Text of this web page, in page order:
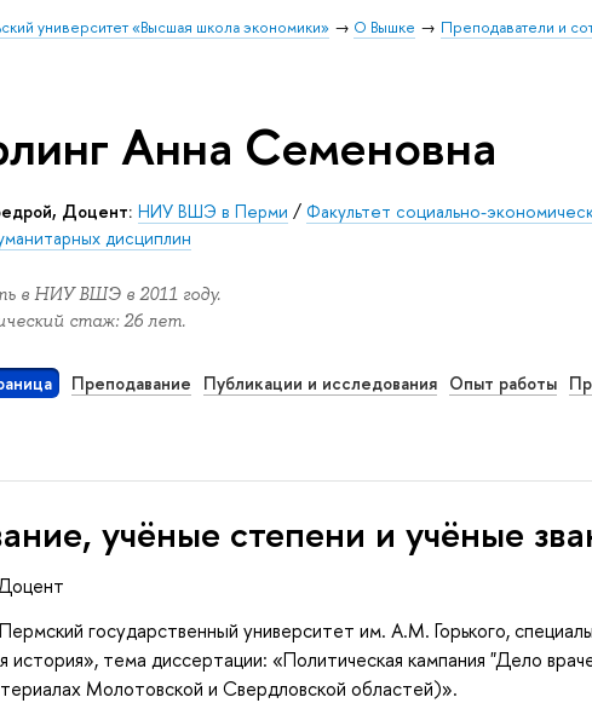
университет «Высшая школа экономики» О Вышке Преподаватели и
Анна Семеновна
Доцент: НИУ ВШЭ в Перми /Факультет социально-
дисциплин
в НИУ ВШЭ в 2011 году.
стаж: 26 лет.
Преподавание Публикации и исследования Опыт работы
учёные степени и учёные
государственный университет им. А.М. Горького,
история», тема диссертации: «Политическая кампания "Дело
Молотовской и Свердловской областей)».